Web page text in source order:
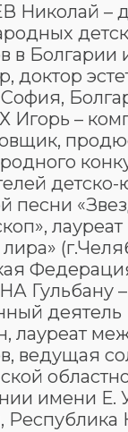
Николай –
в Болгарии
доктор
София,
–
песни
Гульбану –
деятель
лауреат
ведущая
имени Е.
Республика